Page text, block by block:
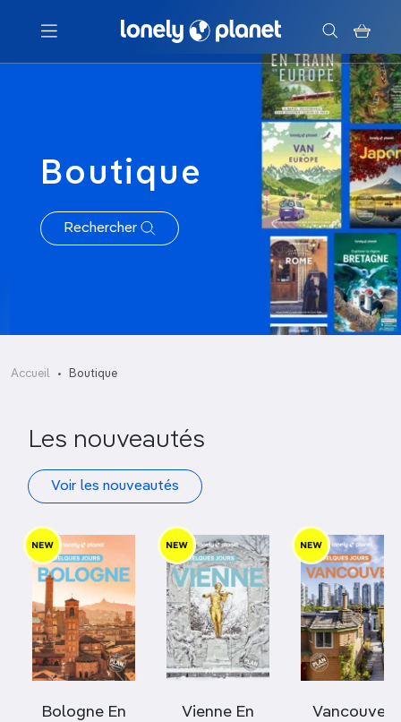
Menu
Votre recherche
Boutique
Rechercher
Accueil Boutique
Les nouveautés
Bologne En
Vienne En
Vancouver
Voir les nouveautés